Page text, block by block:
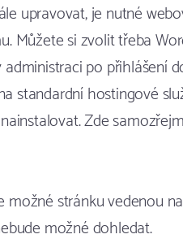
upravovat, je nutné
Můžete si zvolit třeba
po přihlášení
standardní hostingové
Zde
možné stránku vedenou
možné dohledat.